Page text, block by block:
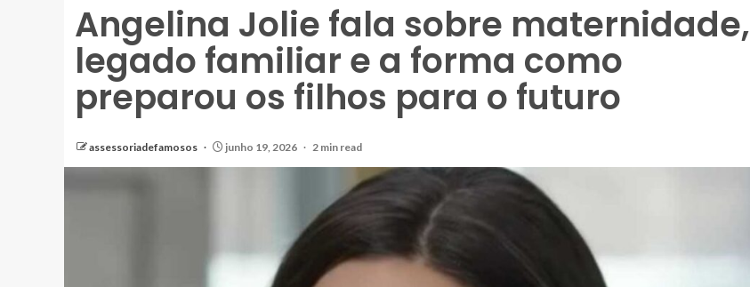
Angelina Jolie fala sobre maternidade,
legado familiar e a forma como
preparou os filhos para o futuro
assessoriadefamosos junho 19, 2026 2 min read